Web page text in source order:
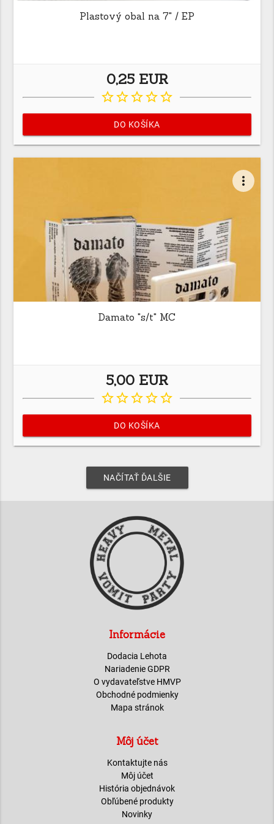
Plastový obal na 7" / EP
0,25 EUR
star_borderstar_borderstar_borderstar_borderstar_border
DO KOŠÍKA
more_vert
Damato "s/t" MC
5,00 EUR
star_borderstar_borderstar_borderstar_borderstar_border
DO KOŠÍKA
NAČÍTAŤ ĎALŠIE
Informácie
Dodacia Lehota
Nariadenie GDPR
O vydavateľstve HMVP
Obchodné podmienky
Mapa stránok
Môj účet
Kontaktujte nás
Môj účet
História objednávok
Obľúbené produkty
Novinky